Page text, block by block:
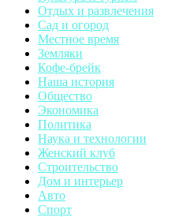
Отдых и развлечения
Сад и огород
Местное время
Земляки
Кофе-брейк
Наша история
Общество
Экономика
Политика
Наука и технологии
Женский клуб
Строительство
Дом и интерьер
Авто
Спорт